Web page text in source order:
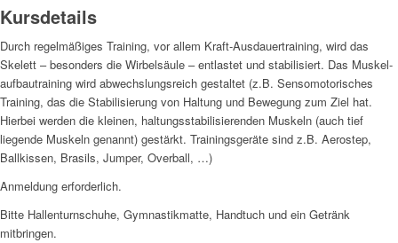
Kursdetails
Durch regelmäßiges Training, vor allem Kraft-Ausdauertraining, wird das
Skelett – besonders die Wirbelsäule – entlastet und stabilisiert. Das Muskel-
aufbautraining wird abwechslungsreich gestaltet (z.B. Sensomotorisches
Training, das die Stabilisierung von Haltung und Bewegung zum Ziel hat.
Hierbei werden die kleinen, haltungsstabilisierenden Muskeln (auch tief
liegende Muskeln genannt) gestärkt. Trainingsgeräte sind z.B. Aerostep,
Ballkissen, Brasils, Jumper, Overball, …)
Anmeldung erforderlich.
Bitte Hallenturnschuhe, Gymnastikmatte, Handtuch und ein Getränk
mitbringen.